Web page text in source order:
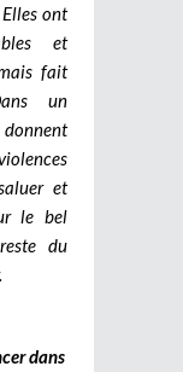
ont
et
fait
un
et
le bel
du
dans